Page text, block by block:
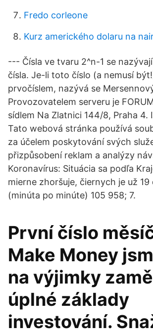
Fredo corleone
Kurz amerického dolaru na
--- Čísla ve tvaru 2^n-1 se
čísla. Je-li toto číslo (a nemusí
prvočíslem, nazývá se
Provozovatelem serveru je
sídlem Na Zlatnici 144/8, Praha 4.
Tato webová stránka používá
za účelem poskytování svých
přizpůsobení reklam a analýzy
Koronavírus: Situácia sa podľa
mierne zhoršuje, čiernych je už 19
(minúta po minúte) 105 958; 7.
První číslo
Make Money
na výjimky
úplné základy
investování.